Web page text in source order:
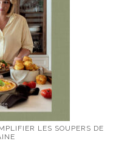
LES SOUPERS DE